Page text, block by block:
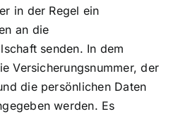
in der Regel ein
an die
senden. In dem
Versicherungsnummer, der
die persönlichen Daten
werden. Es